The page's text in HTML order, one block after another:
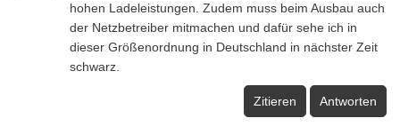
hohen Ladeleistungen. Zudem muss beim Ausbau auch
der Netzbetreiber mitmachen und dafür sehe ich in
dieser Größenordnung in Deutschland in nächster Zeit
schwarz.
Zitieren Antworten